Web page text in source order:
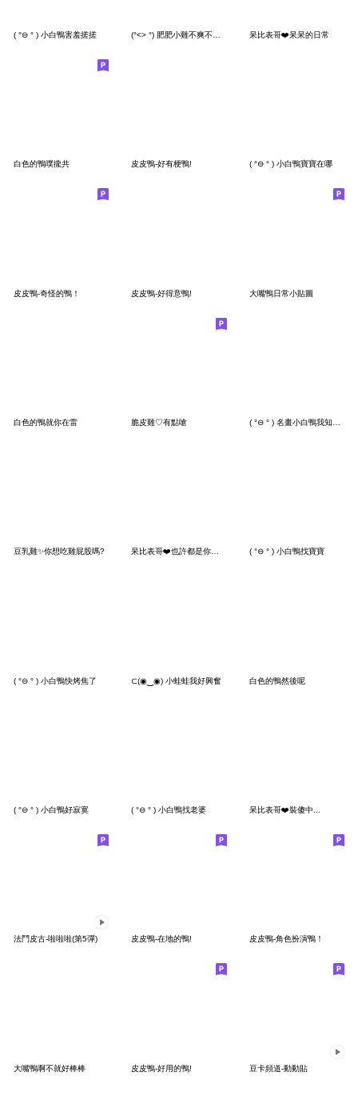
( °⊖ ° ) 小白鴨害羞搓搓 呆比表哥❤️呆呆的日常
白色的鴨噗攏共 皮皮鴨-好有梗鴨! ( °⊖ ° ) 小白鴨寶寶在哪
皮皮鴨-奇怪的鴨！ 皮皮鴨-好得意鴨! 大嘴鴨日常小貼圖
白色的鴨就你在雷 脆皮雞♡有點嗆
豆乳雞✨你想吃雞屁股嗎? 呆比表哥❤️也許都是你的錯 ( °⊖ ° ) 小白鴨找寶寶
( °⊖ ° ) 小白鴨快烤焦了 ⊂(◉‿◉) 小蛙蛙我好興奮 白色的鴨然後呢
( °⊖ ° ) 小白鴨好寂寞 ( °⊖ ° ) 小白鴨找老婆 呆比表哥❤️裝傻中...
法鬥皮古-啦啦啦(第5彈) 皮皮鴨-在地的鴨! 皮皮鴨-角色扮演鴨！
大嘴鴨啊不就好棒棒 皮皮鴨-好用的鴨! 豆卡頻道-動動貼